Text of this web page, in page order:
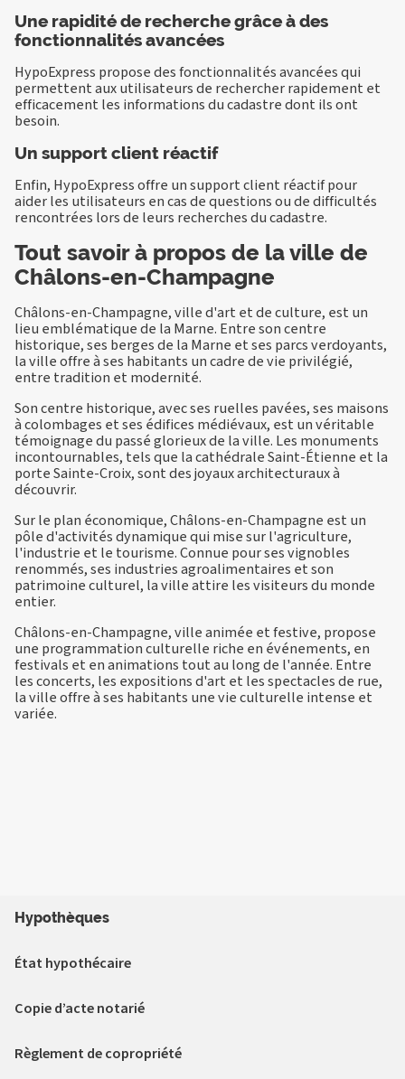
Une rapidité de recherche grâce à des
fonctionnalités avancées
HypoExpress propose des fonctionnalités avancées qui
permettent aux utilisateurs de rechercher rapidement et
efficacement les informations du cadastre dont ils ont
besoin.
Un support client réactif
Enfin, HypoExpress offre un support client réactif pour
aider les utilisateurs en cas de questions ou de difficultés
rencontrées lors de leurs recherches du cadastre.
Tout savoir à propos de la ville de
Châlons-en-Champagne
Châlons-en-Champagne, ville d'art et de culture, est un
lieu emblématique de la Marne. Entre son centre
historique, ses berges de la Marne et ses parcs verdoyants,
la ville offre à ses habitants un cadre de vie privilégié,
entre tradition et modernité.
Son centre historique, avec ses ruelles pavées, ses maisons
à colombages et ses édifices médiévaux, est un véritable
témoignage du passé glorieux de la ville. Les monuments
incontournables, tels que la cathédrale Saint-Étienne et la
porte Sainte-Croix, sont des joyaux architecturaux à
découvrir.
Sur le plan économique, Châlons-en-Champagne est un
pôle d'activités dynamique qui mise sur l'agriculture,
l'industrie et le tourisme. Connue pour ses vignobles
renommés, ses industries agroalimentaires et son
patrimoine culturel, la ville attire les visiteurs du monde
entier.
Châlons-en-Champagne, ville animée et festive, propose
une programmation culturelle riche en événements, en
festivals et en animations tout au long de l'année. Entre
les concerts, les expositions d'art et les spectacles de rue,
la ville offre à ses habitants une vie culturelle intense et
variée.
Hypothèques
État hypothécaire
Copie d’acte notarié
Règlement de copropriété